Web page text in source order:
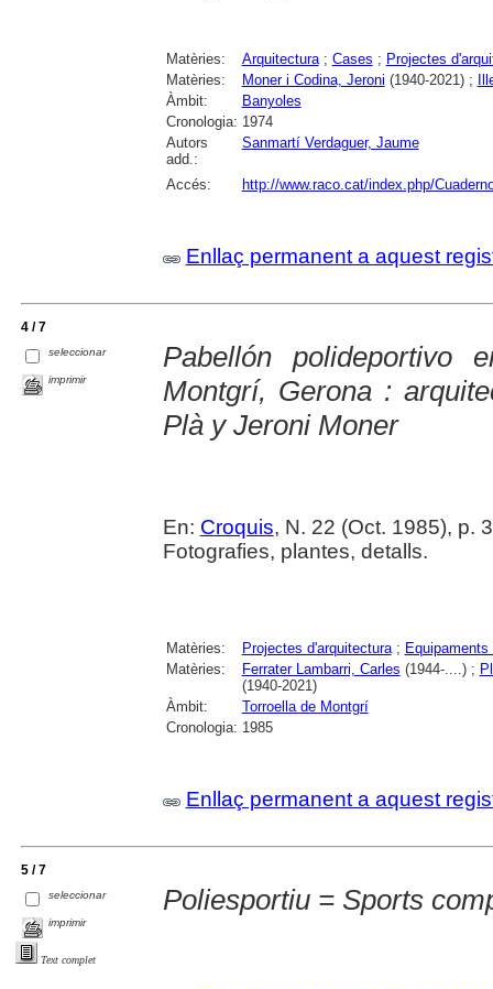
Matèries: Arquitectura; Cases ; Projectes
Matèries:
Moner i Codina, Jeroni (1940-2021) ;
Àmbit:
Banyoles
Cronologia: 1974
Autors
add.:
Sanmartí Verdaguer, Jaume
Accés: http://www.raco.cat/index.php/
Enllaç permanent a aquest
4 / 7
seleccionar
imprimir
Pabellón polideportivo
Montgrí, Gerona :
Plà y Jeroni Moner
En: Croquis, N. 22 (Oct. 1985), p.
Fotografies, plantes, detalls.
Matèries: Projectes d'arquitectura;
Matèries:
Ferrater Lambarri, Carles (1944-....) ;
(1940-2021)
Àmbit:
Torroella de Montgrí
Cronologia: 1985
Enllaç permanent a aquest
5 / 7
seleccionar
imprimir
Text complet
Poliesportiu = Sports